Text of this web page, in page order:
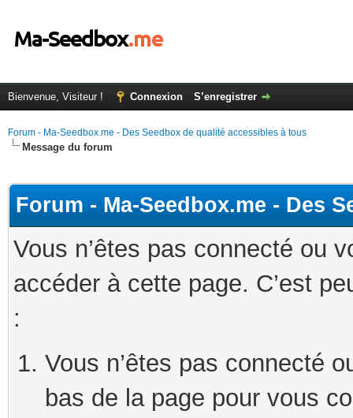
Bienvenue, Visiteur ! Connexion S’enregistrer
Forum - Ma-Seedbox.me - Des Seedbox de qualité accessibles à tous
Message du forum
Forum - Ma-Seedbox.me - Des
Vous n’êtes pas connecté ou
accéder à cette page. C’est
:
Vous n’êtes pas connecté
bas de la page pour vous